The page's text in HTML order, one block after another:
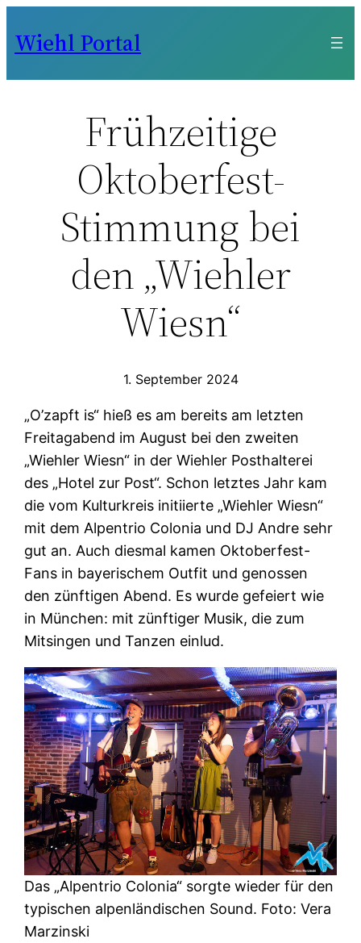
Inhalt
Wiehl Portal
Frühzeitige
Oktoberfest-
Stimmung bei
den „Wiehler
Wiesn“
1. September 2024
„O’zapft is“ hieß es am bereits am letzten
Freitagabend im August bei den zweiten
„Wiehler Wiesn“ in der Wiehler Posthalterei
des „Hotel zur Post“. Schon letztes Jahr kam
die vom Kulturkreis initiierte „Wiehler Wiesn“
mit dem Alpentrio Colonia und DJ Andre sehr
gut an. Auch diesmal kamen Oktoberfest-
Fans in bayerischem Outfit und genossen
den zünftigen Abend. Es wurde gefeiert wie
in München: mit zünftiger Musik, die zum
Mitsingen und Tanzen einlud.
Das „Alpentrio Colonia“ sorgte wieder für den
typischen alpenländischen Sound. Foto: Vera
Marzinski